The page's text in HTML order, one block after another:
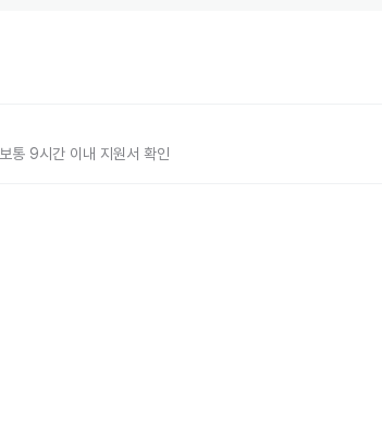
보통 9시간 이내 지원서 확인